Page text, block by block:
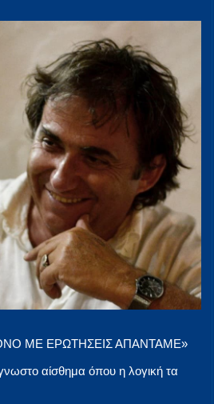
ΜΕ ΕΡΩΤΗΣΕΙΣ ΑΠΑΝΤΑΜΕ»
αίσθημα όπου η λογική τα